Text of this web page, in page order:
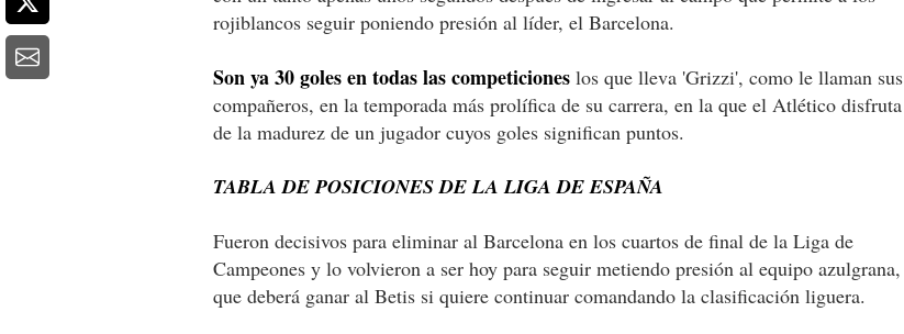
rojiblancos seguir poniendo presión al líder, el Barcelona.
Son ya 30 goles en todas las competiciones los que lleva 'Grizzi', como le llaman sus
compañeros, en la temporada más prolífica de su carrera, en la que el Atlético disfruta
de la madurez de un jugador cuyos goles significan puntos.
TABLA DE POSICIONES DE LA LIGA DE ESPAÑA
Fueron decisivos para eliminar al Barcelona en los cuartos de final de la Liga de
Campeones y lo volvieron a ser hoy para seguir metiendo presión al equipo azulgrana,
que deberá ganar al Betis si quiere continuar comandando la clasificación liguera.